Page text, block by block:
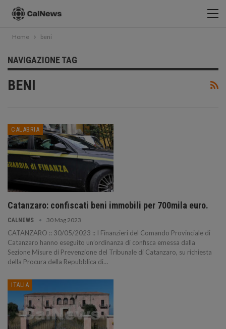
Home beni
NAVIGAZIONE TAG
BENI
CALABRIA
Catanzaro: confiscati beni immobili per 700mila euro.
CALNEWS 30 Mag 2023
CATANZARO :: 30/05/2023 :: I Finanzieri del Comando Provinciale di
Catanzaro hanno eseguito un’ordinanza di confisca emessa dalla
Sezione Misure di Prevenzione del Tribunale di Catanzaro, su richiesta
della Procura della Repubblica di…
ITALIA